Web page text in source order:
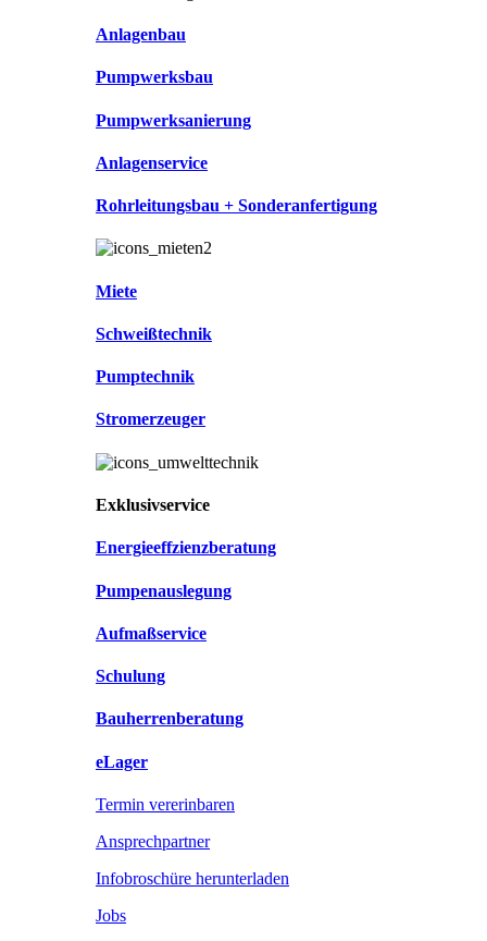
Anlagenbau
Pumpwerksbau
Pumpwerksanierung
Anlagenservice
Rohrleitungsbau + Sonderanfertigung
Miete
Schweißtechnik
Pumptechnik
Stromerzeuger
Exklusivservice
Energieeffzienzberatung
Pumpenauslegung
Aufmaßservice
Schulung
Bauherrenberatung
eLager
Termin vererinbaren
Ansprechpartner
Infobroschüre herunterladen
Jobs